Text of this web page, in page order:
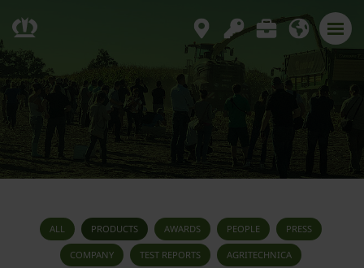
ALL PRODUCTS AWARDS PEOPLE PRESS
COMPANY TEST REPORTS AGRITECHNICA